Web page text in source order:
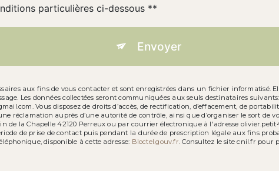
particulières ci-dessous **
Envoyer
aux fins de vous contacter et sont enregistrées dans un fichier informatisé.
Les données collectées seront communiquées aux seuls destinataires
Vous disposez de droits d’accès, de rectification, d’effacement, de
réclamation auprès d’une autorité de contrôle, ainsi que d’organiser le sort de
de la Chapelle 42120 Perreux ou par courrier électronique à l'adresse
de prise de contact puis pendant la durée de prescription légale aux fins
disponible à cette adresse: Bloctel.gouv.fr. Consultez le site cnil.fr pour